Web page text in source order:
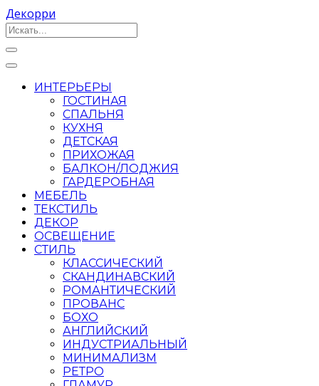
Декорри
ИНТЕРЬЕРЫ
ГОСТИНАЯ
СПАЛЬНЯ
КУХНЯ
ДЕТСКАЯ
ПРИХОЖАЯ
БАЛКОН/ЛОДЖИЯ
ГАРДЕРОБНАЯ
МЕБЕЛЬ
ТЕКСТИЛЬ
ДЕКОР
ОСВЕЩЕНИЕ
СТИЛЬ
КЛАССИЧЕСКИЙ
СКАНДИНАВСКИЙ
РОМАНТИЧЕСКИЙ
ПРОВАНС
БОХО
АНГЛИЙСКИЙ
ИНДУСТРИАЛЬНЫЙ
МИНИМАЛИЗМ
РЕТРО